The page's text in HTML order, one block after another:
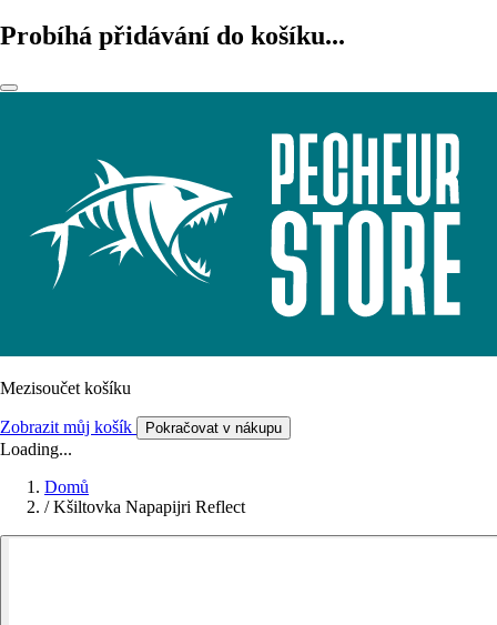
Probíhá přidávání do košíku...
Mezisoučet košíku
Zobrazit můj košík Pokračovat v nákupu
Loading...
Domů
/ Kšiltovka Napapijri Reflect